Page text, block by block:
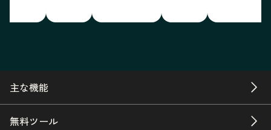
主な機能
無料ツール